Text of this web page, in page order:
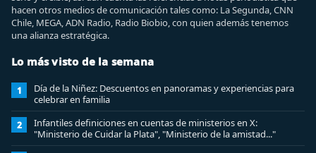
hacen otros medios de comunicación tales como: La Segunda, CNN
Chile, MEGA, ADN Radio, Radio Biobio, con quien además tenemos
una alianza estratégica.
Lo más visto de la semana
1
Día de la Niñez: Descuentos en panoramas y experiencias para
celebrar en familia
2
Infantiles definiciones en cuentas de ministerios en X:
"Ministerio de Cuidar la Plata", "Ministerio de la amistad..."